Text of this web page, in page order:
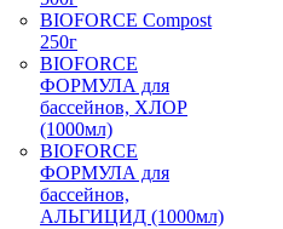
BIOFORCE Compost
250г
BIOFORCE
ФОРМУЛА для
бассейнов, ХЛОР
(1000мл)
BIOFORCE
ФОРМУЛА для
бассейнов,
АЛЬГИЦИД (1000мл)